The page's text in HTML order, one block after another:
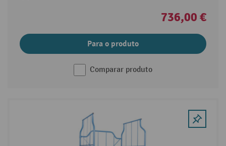
736,00 €
Para o produto
Comparar produto